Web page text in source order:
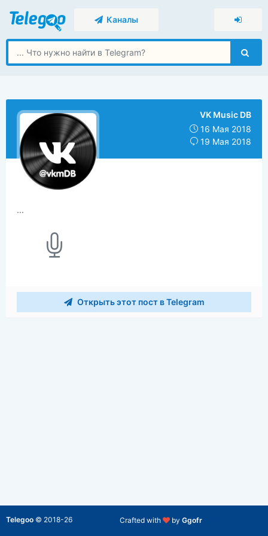
Каналы
VK Music DB
16 Мая 2018
19 Мая 2018
...
Открыть этот пост в Telegram
Crafted with by Ggofr
Telegoo © 2018-26